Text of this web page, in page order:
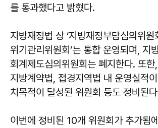
를 통과했다고 밝혔다.
지방재정법 상 ‘지방재정부담심의위원
위기관리위원회’는 통합 운영되며, 지
회계제도심의위원회는 폐지한다. 또한
지방계약법, 접경지역법 내 운영실적
치목적이 달성된 위원회 등도 정비된
이번에 정비된 10개 위원회가 추가됨